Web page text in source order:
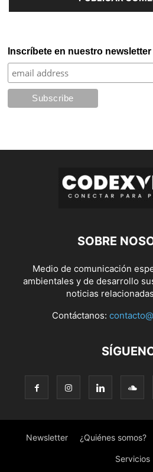
Inscríbete en nuestro newsletter
SOBRE
Medio de comunicación
ambientales y de desarrollo
noticias
Contáctanos:
Newsletter ¿Quiénes somos?
Servicios